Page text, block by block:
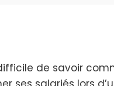
de savoir